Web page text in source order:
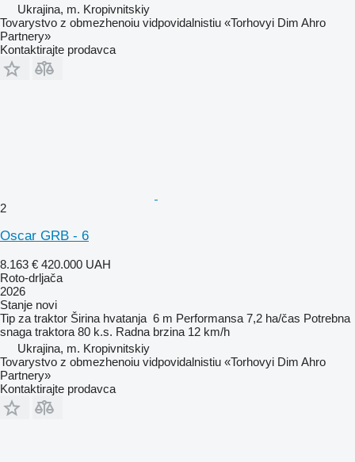
Ukrajina, m. Kropivnitskiy
Tovarystvo z obmezhenoiu vidpovidalnistiu «Torhovyi Dim Ahro
Partnery»
Kontaktirajte prodavca
2
Oscar GRB - 6
8.163 € 420.000 UAH
Roto-drljača
2026
Stanje novi
Tip za traktor Širina hvatanja 6 m Performansa 7,2 ha/čas Potrebna
snaga traktora 80 k.s. Radna brzina 12 km/h
Ukrajina, m. Kropivnitskiy
Tovarystvo z obmezhenoiu vidpovidalnistiu «Torhovyi Dim Ahro
Partnery»
Kontaktirajte prodavca